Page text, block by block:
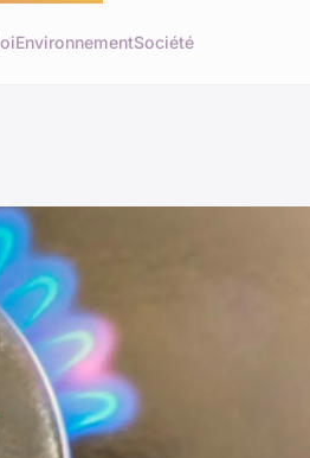
EnvironnementSociété